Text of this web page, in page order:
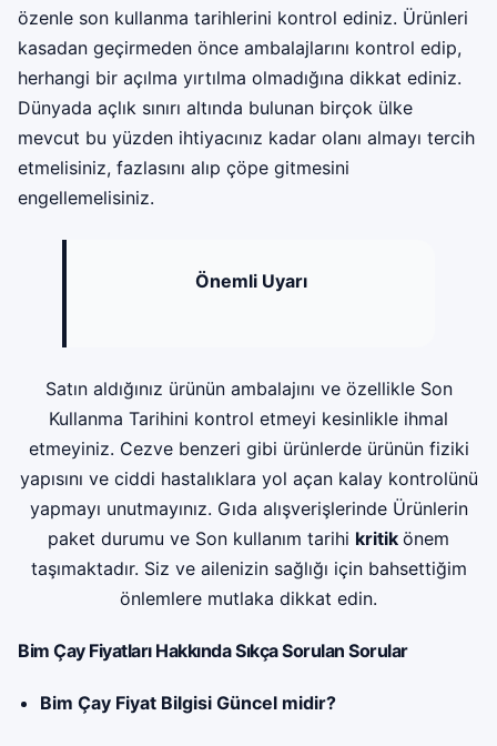
özenle son kullanma tarihlerini kontrol ediniz. Ürünleri
kasadan geçirmeden önce ambalajlarını kontrol edip,
herhangi bir açılma yırtılma olmadığına dikkat ediniz.
Dünyada açlık sınırı altında bulunan birçok ülke
mevcut bu yüzden ihtiyacınız kadar olanı almayı tercih
etmelisiniz, fazlasını alıp çöpe gitmesini
engellemelisiniz.
Önemli Uyarı
Satın aldığınız ürünün ambalajını ve özellikle Son
Kullanma Tarihini kontrol etmeyi kesinlikle ihmal
etmeyiniz. Cezve benzeri gibi ürünlerde ürünün fiziki
yapısını ve ciddi hastalıklara yol açan kalay kontrolünü
yapmayı unutmayınız. Gıda alışverişlerinde Ürünlerin
paket durumu ve Son kullanım tarihi kritik önem
taşımaktadır. Siz ve ailenizin sağlığı için bahsettiğim
önlemlere mutlaka dikkat edin.
Bim Çay Fiyatları Hakkında Sıkça Sorulan Sorular
Bim Çay Fiyat Bilgisi Güncel midir?